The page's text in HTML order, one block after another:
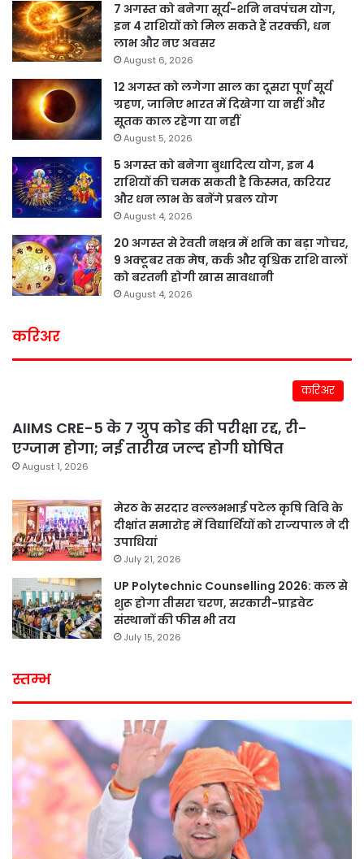
7 अगस्त को बनेगा सूर्य-शनि नवपंचम योग,
इन 4 राशियों को मिल सकते हैं तरक्की, धन
लाभ और नए अवसर
August 6, 2026
12 अगस्त को लगेगा साल का दूसरा पूर्ण सूर्य
ग्रहण, जानिए भारत में दिखेगा या नहीं और
सूतक काल रहेगा या नहीं
August 5, 2026
5 अगस्त को बनेगा बुधादित्य योग, इन 4
राशियों की चमक सकती है किस्मत, करियर
और धन लाभ के बनेंगे प्रबल योग
August 4, 2026
20 अगस्त से रेवती नक्षत्र में शनि का बड़ा गोचर,
9 अक्टूबर तक मेष, कर्क और वृश्चिक राशि वालों
को बरतनी होगी खास सावधानी
August 4, 2026
करिअर
करिअर
AIIMS CRE-5 के 7 ग्रुप कोड की परीक्षा रद्द, री-
एग्जाम होगा; नई तारीख जल्द होगी घोषित
August 1, 2026
मेरठ के सरदार वल्लभभाई पटेल कृषि विवि के
दीक्षांत समारोह में विद्यार्थियों को राज्यपाल ने दी
उपाधियां
July 21, 2026
UP Polytechnic Counselling 2026: कल से
शुरू होगा तीसरा चरण, सरकारी-प्राइवेट
संस्थानों की फीस भी तय
July 15, 2026
स्तम्भ